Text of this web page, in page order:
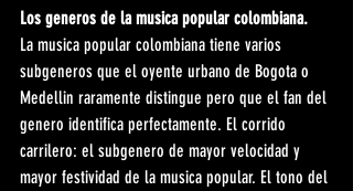
Los generos de la musica popular colombiana.
La musica popular colombiana tiene varios
subgeneros que el oyente urbano de Bogota o
Medellin raramente distingue pero que el fan del
genero identifica perfectamente. El corrido
carrilero: el subgenero de mayor velocidad y
mayor festividad de la musica popular. El tono del